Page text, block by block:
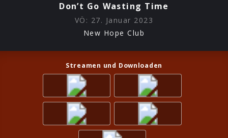
Don’t Go Wasting Time
VÖ: 27. Januar 2023
New Hope Club
Streamen und Downloaden